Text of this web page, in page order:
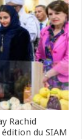
Rachid
du SIAM